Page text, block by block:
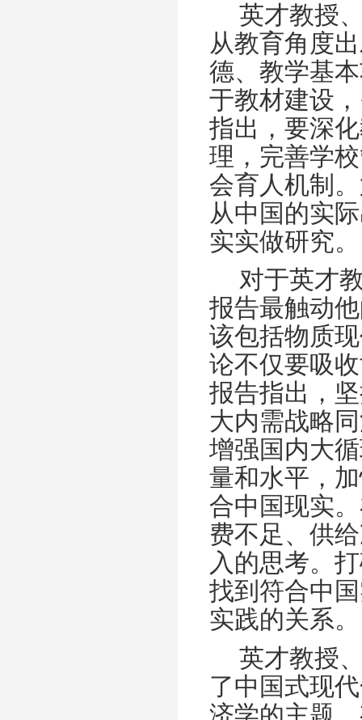
英才教授
从教育角度
德、教学基
于教材建设
指出，要深
理，完善学
会育人机制
从中国的实
实实做研究。
对于英才
报告最触动
该包括物质
论不仅要吸
报告指出，
大内需战略
增强国内大
量和水平，
合中国现实
费不足、供
入的思考。
找到符合中
实践的关系。
英才教授
了中国式现